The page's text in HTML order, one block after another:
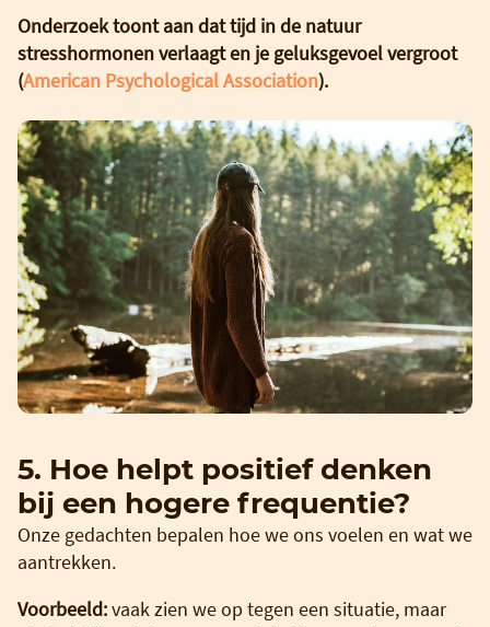
Onderzoek toont aan dat tijd in de natuur
stresshormonen verlaagt en je geluksgevoel vergroot
(American Psychological Association).
5. Hoe helpt positief denken
bij een hogere frequentie?
Onze gedachten bepalen hoe we ons voelen en wat we
aantrekken.
Voorbeeld:vaak zien we op tegen een situatie, maar